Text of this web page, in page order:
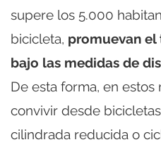
supere los 5.000
bicicleta, promuevan
bajo las medidas de
De esta forma, en
convivir desde
cilindrada reducida o